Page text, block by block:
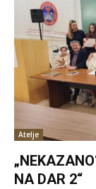
Atelje
NA DAR 2“